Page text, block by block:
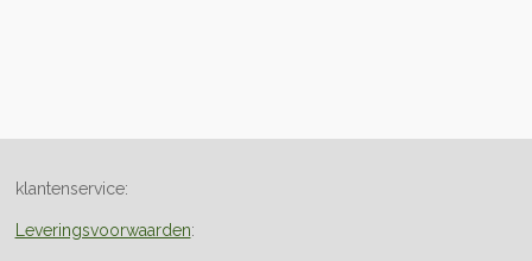
klantenservice:
Leveringsvoorwaarden: